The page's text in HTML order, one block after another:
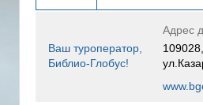
Адрес
Ваш туроператор,
Библио-Глобус!